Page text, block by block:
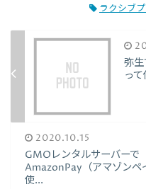
ラクシブ
弥
っ
2020.10.15
GMOレンタルサーバーで
AmazonPay（アマゾンペ
使...